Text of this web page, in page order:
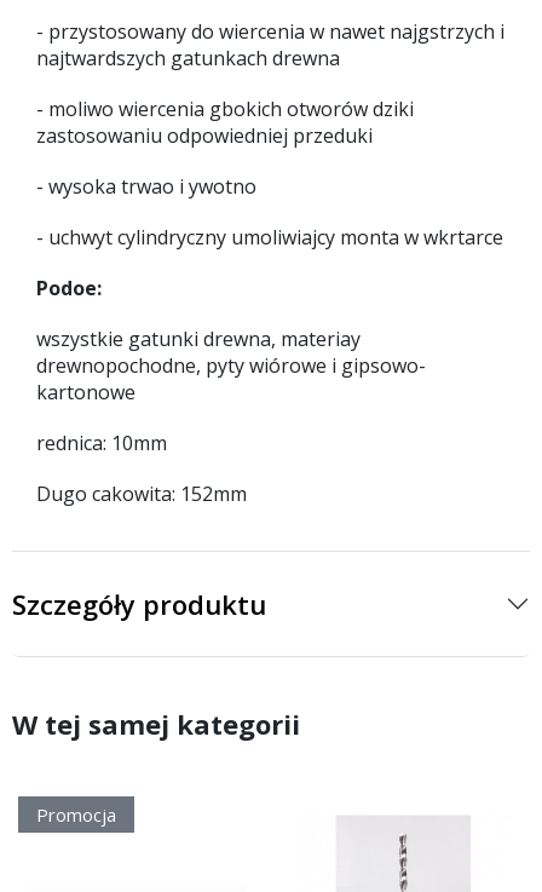
- przystosowany do wiercenia w nawet najgstrzych i
najtwardszych gatunkach drewna
- moliwo wiercenia gbokich otworów dziki
zastosowaniu odpowiedniej przeduki
- wysoka trwao i ywotno
- uchwyt cylindryczny umoliwiajcy monta w wkrtarce
Podoe:
wszystkie gatunki drewna, materiay
drewnopochodne, pyty wiórowe i gipsowo-
kartonowe
rednica: 10mm
Dugo cakowita: 152mm
Szczegóły produktu
W tej samej kategorii
Promocja